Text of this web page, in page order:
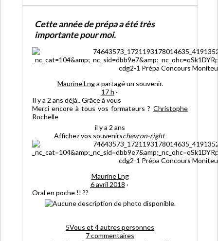
Cette année de prépa a été très
importante pour moi.
Maurine Lnga partagé un souvenir.
17 h ·
Il y a 2 ans déjà.. Grâce à vous
Merci encore à tous vos formateurs ? Christophe
Rochelle
il y a 2 ans
Affichez vos souvenirschevron-right
Maurine Lng
6 avril 2018 ·
Oral en poche !! ??
5Vous et 4 autres personnes
7 commentaires